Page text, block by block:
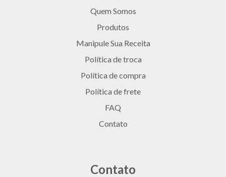
Quem Somos
Produtos
Manipule Sua Receita
Política de troca
Política de compra
Política de frete
FAQ
Contato
Contato